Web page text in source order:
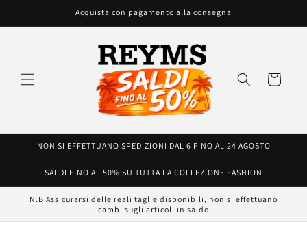
ai contenuti
Acquista con pagamento alla consegna
Carrello
NON SI EFFETTUANO SPEDIZIONI DAL 6 FINO AL 24 AGOSTO
SALDI FINO AL 50% SU TUTTA LA COLLEZIONE FASHION
N.B Assicurarsi delle reali taglie disponibili, non si effettuano
cambi sugli articoli in saldo